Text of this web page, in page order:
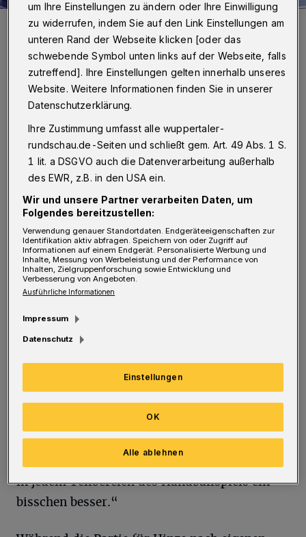
In der Uni-Halle räumte der BHC (hier Max Darj) in der
Vergangenheit viele Gegner aus dem Feld.
V or einer einfachen Aufgabe steht das
Team von Trainer Sebastian Hinze
allerdings keineswegs. Die Mannschaften sind
sich so ähnlich, dass die Frage nach dem
Favoriten kaum zu klären ist. Psychologisch
scheint Wetzlar im Vorteil zu sein. Die
Mittelhessen kommen mit dem Schwung eines
27:27 gegen die SG Flensburg-Handewitt ins
Bergische Land.
„Das ist natürlich eine Überraschung“, findet
eben auch zuzutrauen.“ Die Löwen hätten bei
den Rhein-Neckar Löwen ebenfalls gerne
gepunktet, das klappte nicht (24:30). „Es war
keine schlechte Leistung von uns“, findet
Hinze. „Aber die Rhein-Neckar Löwen waren
in jedem Teilbereich des Handballspiels ein
bisschen besser.“
um Ihre Einstellungen zu ändern oder Ihre Einwilligung
zu widerrufen, indem Sie auf den Link Einstellungen am
unteren Rand der Webseite klicken [oder das
schwebende Symbol unten links auf der Webseite, falls
zutreffend]. Ihre Einstellungen gelten innerhalb unseres
Website. Weitere Informationen finden Sie in unserer
Datenschutzerklärung.
Ihre Zustimmung umfasst alle wuppertaler-
rundschau.de-Seiten und schließt gem. Art. 49 Abs. 1 S.
1 lit. a DSGVO auch die Datenverarbeitung außerhalb
des EWR, z.B. in den USA ein.
Wir und unsere Partner verarbeiten Daten, um
Folgendes bereitzustellen:
Verwendung genauer Standortdaten. Endgeräteeigenschaften zur
Identifikation aktiv abfragen. Speichern von oder Zugriff auf
Informationen auf einem Endgerät. Personalisierte Werbung und
Inhalte, Messung von Werbeleistung und der Performance von
Inhalten, Zielgruppenforschung sowie Entwicklung und
Verbesserung von Angeboten.
Ausführliche Informationen
Impressum
Datenschutz
Einstellungen
Alle ablehnen
OK